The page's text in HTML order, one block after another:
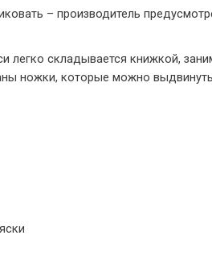
– производитель
легко складывается книжкой,
ножки, которые можно